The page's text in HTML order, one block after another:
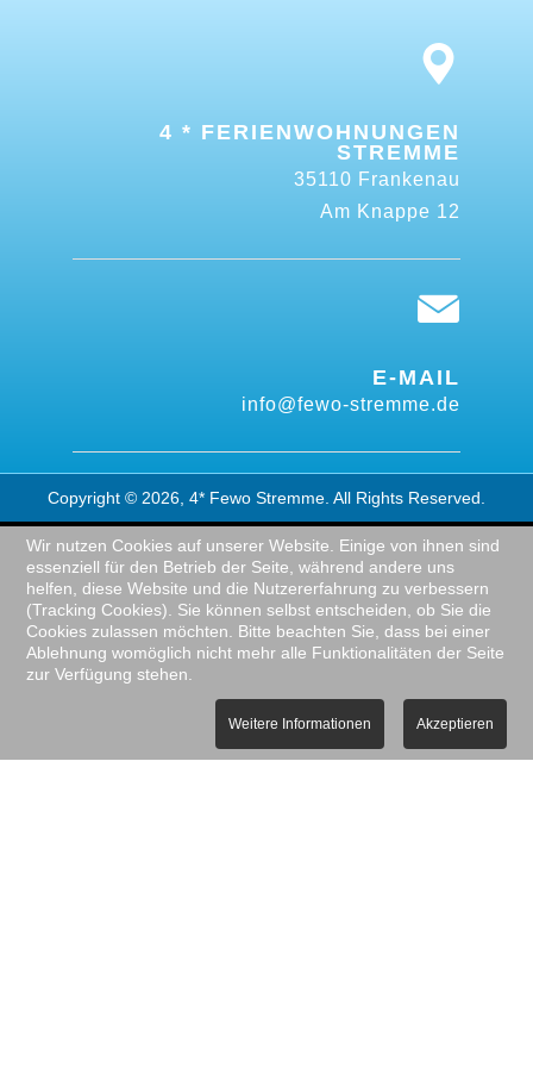
4 * FERIENWOHNUNGEN
STREMME
35110 Frankenau
Am Knappe 12
E-MAIL
info@fewo-stremme.de
TELEFON
06455 7191
Copyright © 2026, 4* Fewo Stremme. All Rights Reserved.
Proudly presented by:Agentur Floren
Wir nutzen Cookies auf unserer Website. Einige von ihnen sind
essenziell für den Betrieb der Seite, während andere uns
helfen, diese Website und die Nutzererfahrung zu verbessern
(Tracking Cookies). Sie können selbst entscheiden, ob Sie die
Cookies zulassen möchten. Bitte beachten Sie, dass bei einer
Ablehnung womöglich nicht mehr alle Funktionalitäten der Seite
zur Verfügung stehen.
Weitere Informationen Akzeptieren